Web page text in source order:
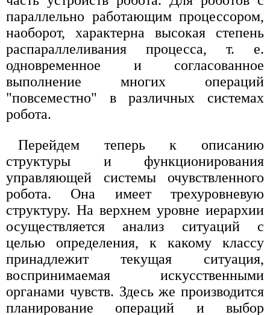
параллельно работающим процессором,
наоборот, характерна высокая степень
распараллеливания процесса, т. е.
одновременное и согласованное
выполнение многих операций
"повсеместно" в различных системах
робота.
Перейдем теперь к описанию
структуры и функционирования
управляющей системы очувствленного
робота. Она имеет трехуровневую
структуру. На верхнем уровне иерархии
осуществляется анализ ситуаций с
целью определения, к какому классу
принадлежит текущая ситуация,
воспринимаемая искусственными
органами чувств. Здесь же производится
планирование операций и выбор